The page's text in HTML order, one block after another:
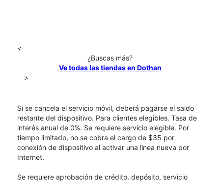
<
¿Buscas más?
Ve todas las tiendas en Dothan
>
Si se cancela el servicio móvil, deberá pagarse el saldo
restante del dispositivo. Para clientes elegibles. Tasa de
interés anual de 0%. Se requiere servicio elegible. Por
tiempo limitado, no se cobra el cargo de $35 por
conexión de dispositivo al activar una línea nueva por
Internet.
Se requiere aprobación de crédito, depósito, servicio